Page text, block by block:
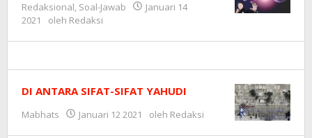
Redaksional, Soal-Jawab
Januari 14
2021
oleh Redaksi
DI ANTARA SIFAT-SIFAT YAHUDI
Mabhats Januari 12 2021 oleh Redaksi